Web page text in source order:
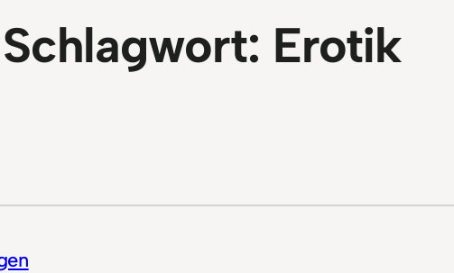
Schlagwort: Erotik